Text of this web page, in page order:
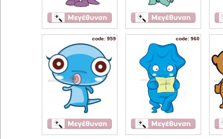
code: 959 code: 960